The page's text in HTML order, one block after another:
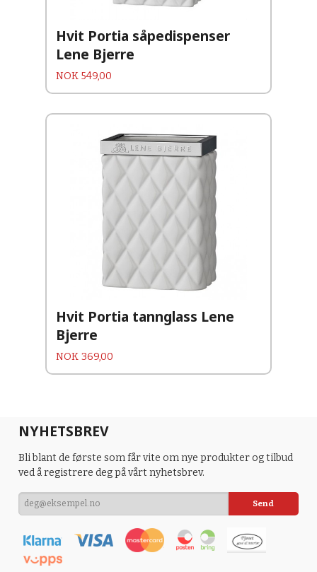
Hvit Portia såpedispenser
Lene Bjerre
Pris
NOK 549,00
Hvit Portia tannglass Lene
Bjerre
Pris
NOK 369,00
NYHETSBREV
Bli blant de første som får vite om nye produkter og tilbud
ved å registrere deg på vårt nyhetsbrev.